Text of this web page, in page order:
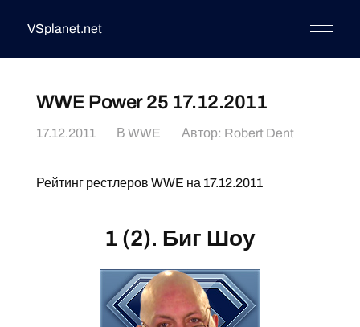
VSplanet.net
WWE Power 25 17.12.2011
17.12.2011 В WWE Автор: Robert Dent
Рейтинг рестлеров WWE на 17.12.2011
1 (2). Биг Шоу